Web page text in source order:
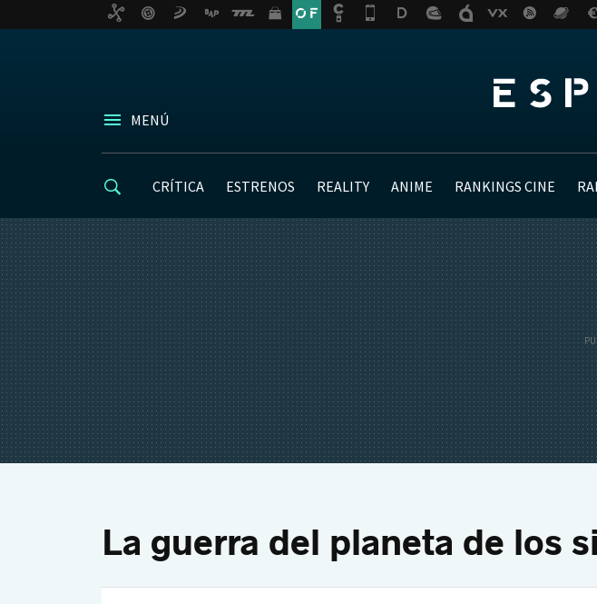
MENÚ
CRÍTICA ESTRENOS REALITY ANIME RANKINGS CINE
La guerra del planeta de los